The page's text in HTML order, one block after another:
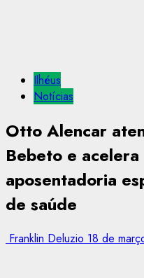
Ilhéus
Notícias
Otto Alencar
Bebeto e
aposentadoria
de saúde
Franklin Deluzio 18 de